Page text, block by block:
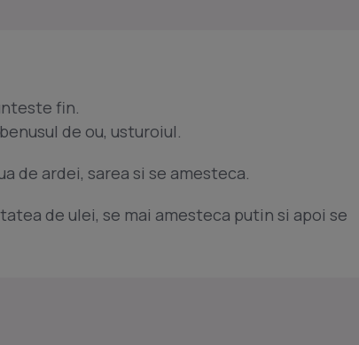
fin.
de ou, usturoiul.
de ardei, sarea si se amesteca.
de ulei, se mai amesteca putin si apoi se